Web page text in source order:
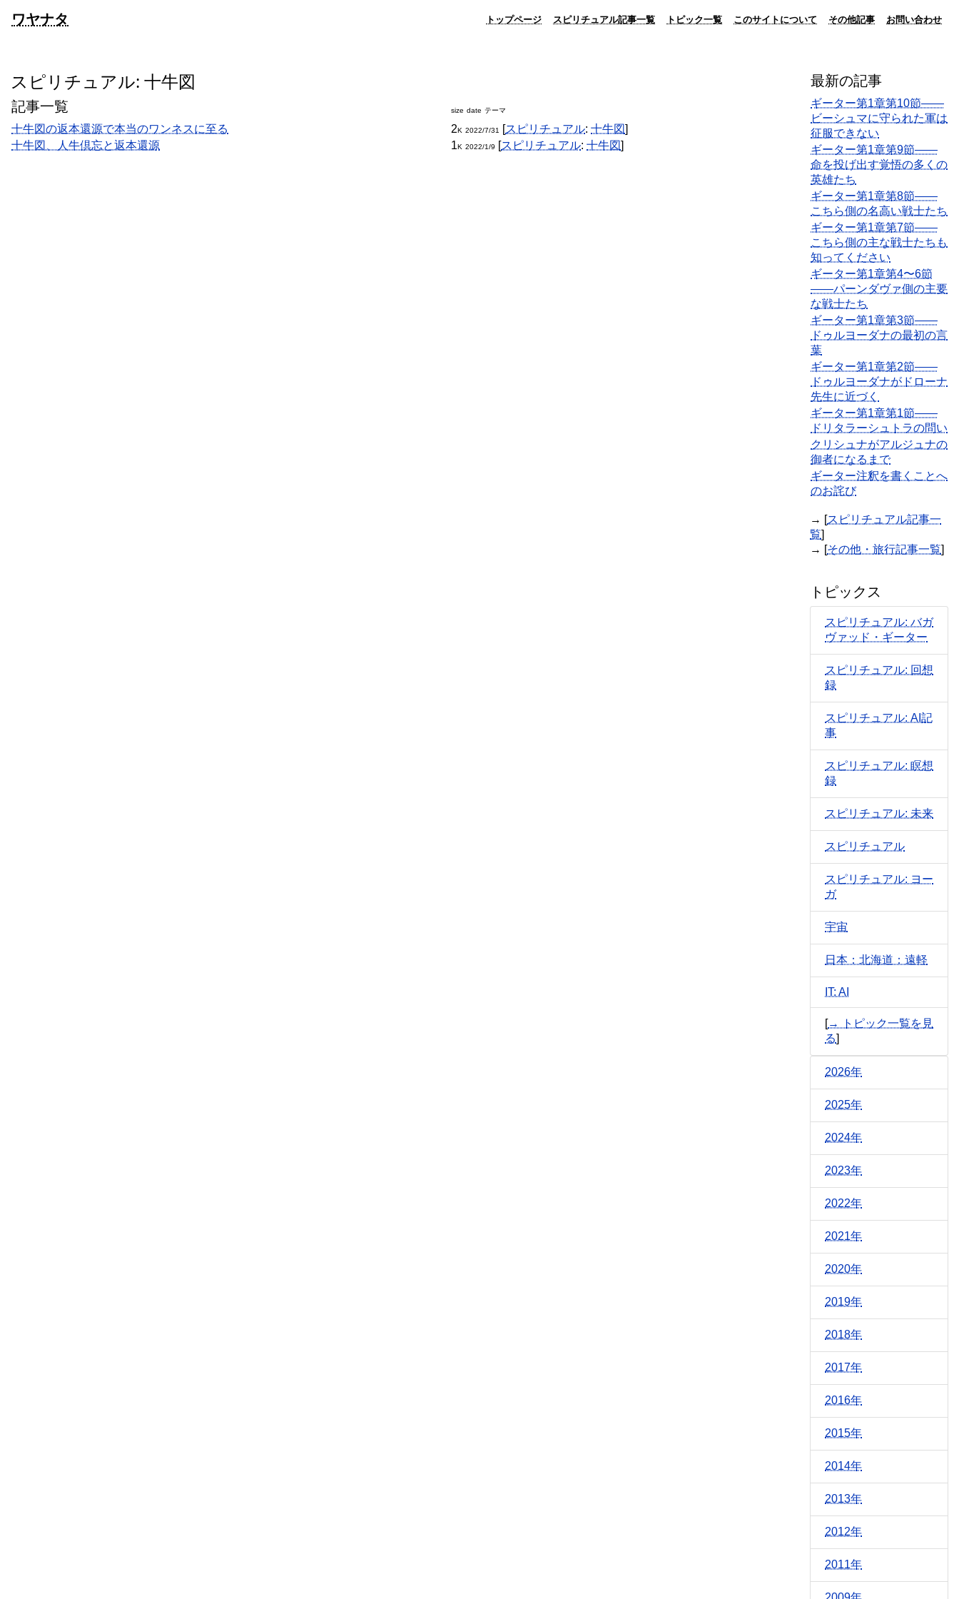
ワヤナタ トップページ スピリチュアル記事一覧 トピック一覧 このサイトについて その他記事 お問い合わせ
スピリチュアル: 十牛図
記事一覧 size date テーマ
十牛図の返本還源で本当のワンネスに至る 2K 2022/7/31 [スピリチュアル: 十牛図]
十牛図、人牛倶忘と返本還源
1K 2022/1/9 [スピリチュアル: 十牛図]
最新の記事
ギーター第1章第10節――
ビーシュマに守られた軍は
征服できない
ギーター第1章第9節――
命を投げ出す覚悟の多くの
英雄たち
ギーター第1章第8節――
こちら側の名高い戦士たち
ギーター第1章第7節――
こちら側の主な戦士たちも
知ってください
ギーター第1章第4〜6節
――パーンダヴァ側の主要
な戦士たち
ギーター第1章第3節――
ドゥルヨーダナの最初の言
葉
ギーター第1章第2節――
ドゥルヨーダナがドローナ
先生に近づく
ギーター第1章第1節――
ドリタラーシュトラの問い
クリシュナがアルジュナの
御者になるまで
ギーター注釈を書くことへ
のお詫び
→ [スピリチュアル記事一
覧]
→ [その他・旅行記事一覧]
トピックス
スピリチュアル: バガ
ヴァッド・ギーター
スピリチュアル: 回想
録
スピリチュアル: AI記
事
スピリチュアル: 瞑想
録
スピリチュアル: 未来
スピリチュアル
スピリチュアル: ヨー
ガ
宇宙
日本：北海道：遠軽
IT: AI
[→ トピック一覧を見
る]
2026年
2025年
2024年
2023年
2022年
2021年
2020年
2019年
2018年
2017年
2016年
2015年
2014年
2013年
2012年
2011年